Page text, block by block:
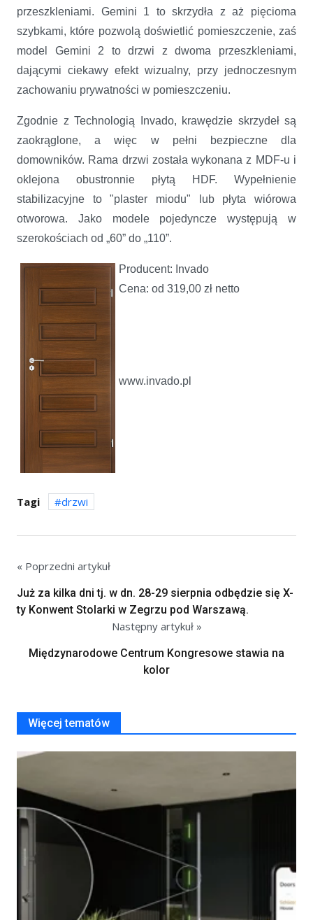
przeszkleniami. Gemini 1 to skrzydła z aż pięcioma
szybkami, które pozwolą doświetlić pomieszczenie, zaś
model Gemini 2 to drzwi z dwoma przeszkleniami,
dającymi ciekawy efekt wizualny, przy jednoczesnym
zachowaniu prywatności w pomieszczeniu.
Zgodnie z Technologią Invado, krawędzie skrzydeł są
zaokrąglone, a więc w pełni bezpieczne dla
domowników. Rama drzwi została wykonana z MDF-u i
oklejona obustronnie płytą HDF. Wypełnienie
stabilizacyjne to "plaster miodu" lub płyta wiórowa
otworowa. Jako modele pojedyncze występują w
szerokościach od „60” do „110”.
Producent: Invado
Cena: od 319,00 zł netto
www.invado.pl
Tagi drzwi
« Poprzedni artykuł
Już za kilka dni tj. w dn. 28-29 sierpnia odbędzie się X-
ty Konwent Stolarki w Zegrzu pod Warszawą.
Następny artykuł »
Międzynarodowe Centrum Kongresowe stawia na
kolor
Więcej tematów